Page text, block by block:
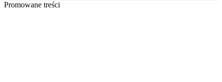
Promowane treści